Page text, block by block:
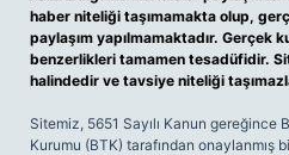
haber niteliği taşımamakta olup,
paylaşım yapılmamaktadır. Gerçek
benzerlikleri tamamen tesadüfidir.
halindedir ve tavsiye niteliği
Sitemiz, 5651 Sayılı Kanun
Kurumu (BTK) tarafından onaylanmış